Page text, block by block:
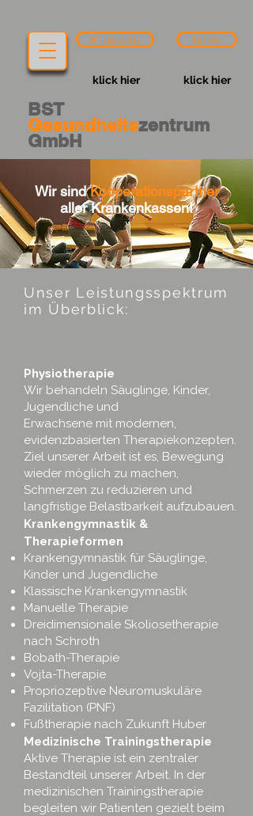
BST
Gesundheitszentrum
GmbH
Karriere
klick hier
Öffnungszeiten
klick hier
Wir sindKooperationspartner
aller Krankenkassen!
Unser Leistungsspektrum
im Überblick:
Physiotherapie
Wir behandeln Säuglinge, Kinder,
Jugendliche und
Erwachsene mit modernen,
evidenzbasierten Therapiekonzepten.
Ziel unserer Arbeit ist es, Bewegung
wieder möglich zu machen,
Schmerzen zu reduzieren und
langfristige Belastbarkeit aufzubauen.
Krankengymnastik &
Therapieformen
Krankengymnastik für Säuglinge,
Kinder und Jugendliche
Klassische Krankengymnastik
Manuelle Therapie
Dreidimensionale Skoliosetherapie
nach Schroth
Bobath-Therapie
Vojta-Therapie
Propriozeptive Neuromuskuläre
Fazilitation (PNF)
Fußtherapie nach Zukunft Huber
Medizinische Trainingstherapie
Aktive Therapie ist ein zentraler
Bestandteil unserer Arbeit. In der
medizinischen Trainingstherapie
begleiten wir Patienten gezielt beim